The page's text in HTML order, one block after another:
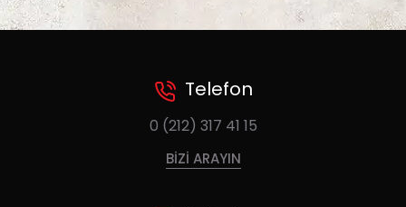
Telefon
0 (212) 317 41 15
BIZI ARAYIN